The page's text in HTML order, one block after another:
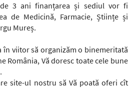
3 ani finanțarea și sediul vor fi
de Medicină, Farmacie, Științe și
Mureș.
în viitor să organizăm o binemeritată
România, Vă doresc toate cele bune
site-ul nostru să Vă poată oferi cît